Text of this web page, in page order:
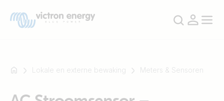
Lokale en externe bewaking Meters & Sensoren